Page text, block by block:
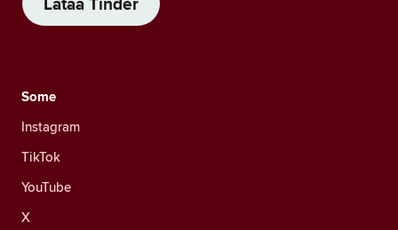
Some
Instagram
TikTok
YouTube
X